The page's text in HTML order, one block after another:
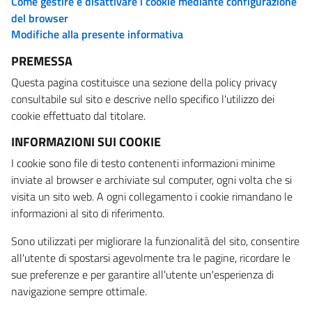
del browser
Modifiche alla presente informativa
PREMESSA
Questa pagina costituisce una sezione della policy privacy
consultabile sul sito e descrive nello specifico l'utilizzo dei
cookie effettuato dal titolare.
INFORMAZIONI SUI COOKIE
I cookie sono file di testo contenenti informazioni minime
inviate al browser e archiviate sul computer, ogni volta che si
visita un sito web. A ogni collegamento i cookie rimandano le
informazioni al sito di riferimento.
Sono utilizzati per migliorare la funzionalità del sito, consentire
all'utente di spostarsi agevolmente tra le pagine, ricordare le
sue preferenze e per garantire all'utente un'esperienza di
navigazione sempre ottimale.